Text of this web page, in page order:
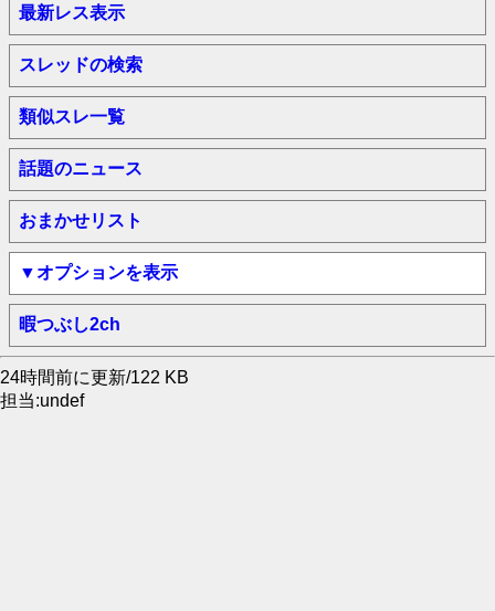
最新レス表示
スレッドの検索
類似スレ一覧
話題のニュース
おまかせリスト
▼オプションを表示
暇つぶし2ch
24時間前に更新/122 KB
担当:undef